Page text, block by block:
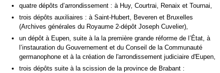
quatre dépôts d’arrondissement : à Huy, Courtrai, Renaix et Tournai,
trois dépôts auxiliaires : à Saint-Hubert, Beveren et Bruxelles
(Archives générales du Royaume 2-dépôt Joseph Cuvelier),
un dépôt à Eupen, suite à la la première grande réforme de l’État, à
l’instauration du Gouvernement et du Conseil de la Communauté
germanophone et à la création de l'arrondissement judiciaire d'Eupen,
trois dépôts suite à la scission de la province de Brabant :